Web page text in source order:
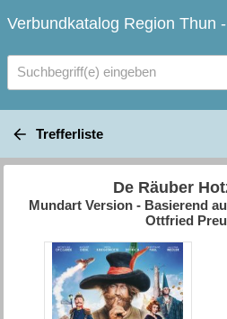
Verbundkatalog Region Thun
Suchbegriff(e) eingeben
Trefferliste
De Räuber
Mundart Version - Basierend
Ottfried